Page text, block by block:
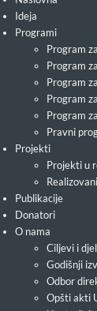
Ideja
Programi
Program
Program
Program
Program
Program
Pravni
Projekti
Projekti u
Publikacije
Donatori
O nama
Ciljevi i
Godišnji
Odbor
Opšti akti